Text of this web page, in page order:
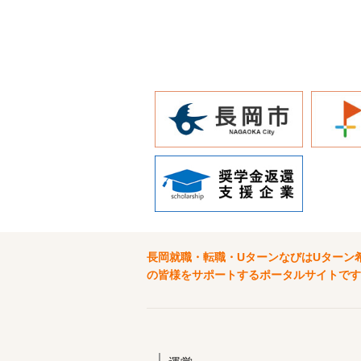
長岡就職・転職・UターンなびはUター
の皆様をサポートするポータルサイトで